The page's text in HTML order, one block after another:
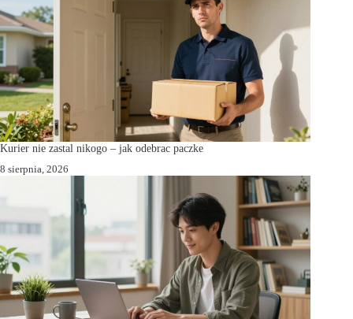
Kurier nie zastal nikogo – jak odebrac paczke
8 sierpnia, 2026